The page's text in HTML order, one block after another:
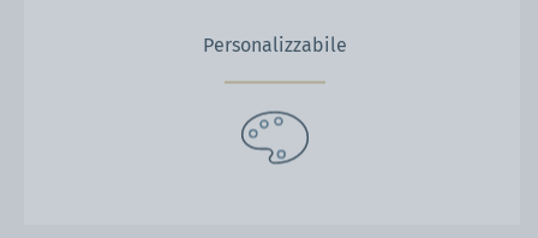
Personalizzabile